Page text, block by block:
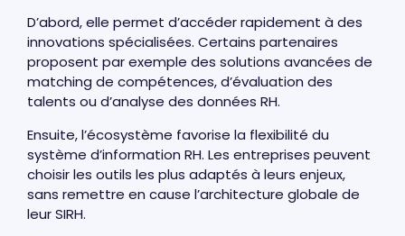
D’abord, elle permet d’accéder rapidement à des
innovations spécialisées. Certains partenaires
proposent par exemple des solutions avancées de
matching de compétences, d’évaluation des
talents ou d’analyse des données RH.
Ensuite, l’écosystème favorise la flexibilité du
système d’information RH. Les entreprises peuvent
choisir les outils les plus adaptés à leurs enjeux,
sans remettre en cause l’architecture globale de
leur SIRH.